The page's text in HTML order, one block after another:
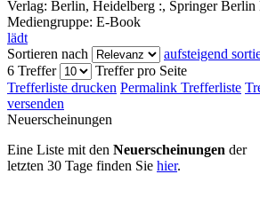
Verlag: Berlin, Heidelberg :, Springer Berlin
Mediengruppe: E-Book
lädt
Sortieren nach
aufsteigend
6 Treffer
Treffer pro Seite
Trefferliste drucken Permalink Trefferliste
versenden
Neuerscheinungen
Eine Liste mit den Neuerscheinungen der
letzten 30 Tage finden Sie hier.